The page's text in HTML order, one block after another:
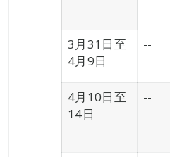
3月31日至
4月9日
--
4月10日至
14日
--